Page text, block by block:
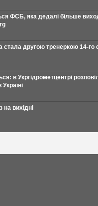
ФСБ, яка дедалі більше
стала другою тренеркою 14-го
в Укргідрометцентрі
на вихідні